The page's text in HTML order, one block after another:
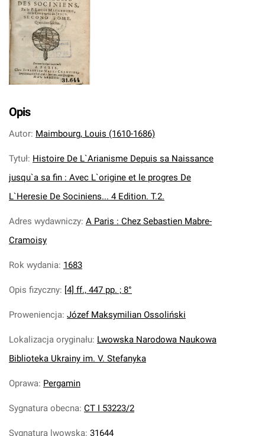
Opis
Autor: Maimbourg, Louis (1610-1686)
Tytuł: Histoire De L`Arianisme Depuis sa Naissance
jusqu`a sa fin : Avec L`origine et le progres De
L`Heresie De Sociniens... 4 Edition. T.2.
Adres wydawniczy: A Paris : Chez Sebastien Mabre-
Cramoisy
Rok wydania: 1683
Opis fizyczny: [4] ff., 447 pp. ; 8°
Proweniencja: Józef Maksymilian Ossoliński
Lokalizacja oryginału: Lwowska Narodowa Naukowa
Biblioteka Ukrainy im. V. Stefanyka
Oprawa: Pergamin
Sygnatura obecna: CT I 53223/2
Sygnatura lwowska: 31644